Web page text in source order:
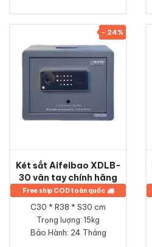
- 24%
Két sắt Aifeibao XDLB-
30 vân tay chính hãng
Free ship COD toàn quốc
C30 * R38 * S30 cm
Trọng lượng: 15kg
Bảo Hành: 24 Tháng